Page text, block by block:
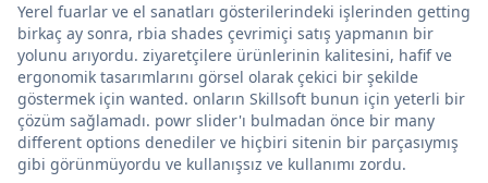
Yerel fuarlar ve el sanatları gösterilerindeki işlerinden getting
birkaç ay sonra, rbia shades çevrimiçi satış yapmanın bir
yolunu arıyordu. ziyaretçilere ürünlerinin kalitesini, hafif ve
ergonomik tasarımlarını görsel olarak çekici bir şekilde
göstermek için wanted. onların Skillsoft bunun için yeterli bir
çözüm sağlamadı. powr slider'ı bulmadan önce bir many
different options denediler ve hiçbiri sitenin bir parçasıymış
gibi görünmüyordu ve kullanışsız ve kullanımı zordu.